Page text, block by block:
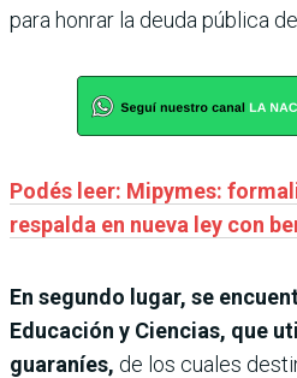
para honrar la deuda pública
Podés leer: Mipymes:
respalda en nueva ley con
En segundo lugar, se
Educación y Ciencias, que
guaraníes, de los cuales